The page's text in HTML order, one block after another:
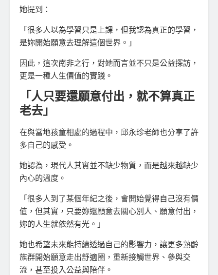
她提到：
「很多人以為學習只是上課，但我認為真正的學習，
是妳開始願意去理解這個世界。」
因此，這次南非之行，對她而言並不只是公益探訪，
更是一種人生價值的實踐。
「人只要還願意付出，就不算真正
老去」
在與當地孩童相處的過程中，邱永珍老師也分享了許
多自己的感受。
她認為，現代人其實並不缺少物質，而是越來越缺少
內心的溫度。
「很多人到了某個年紀之後，會開始覺得自己沒有價
值，但其實，只要妳還願意去關心別人、願意付出，
妳的人生就依然有光。」
她也希望未來能持續透過自己的影響力，讓更多熟齡
族群開始願意走出舒適圈，重新接觸世界、參與交
流，甚至投入公益與陪伴。